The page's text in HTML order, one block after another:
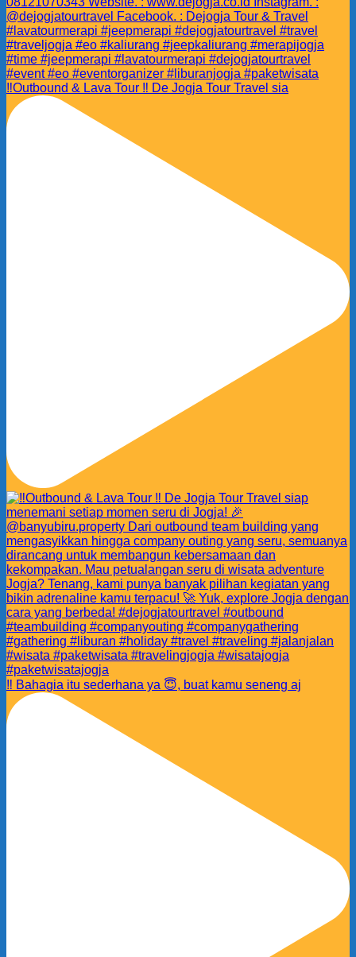
‼️Outbound & Lava Tour ‼️ De Jogja Tour Travel sia
‼️ Bahagia itu sederhana ya 😇, buat kamu seneng aj